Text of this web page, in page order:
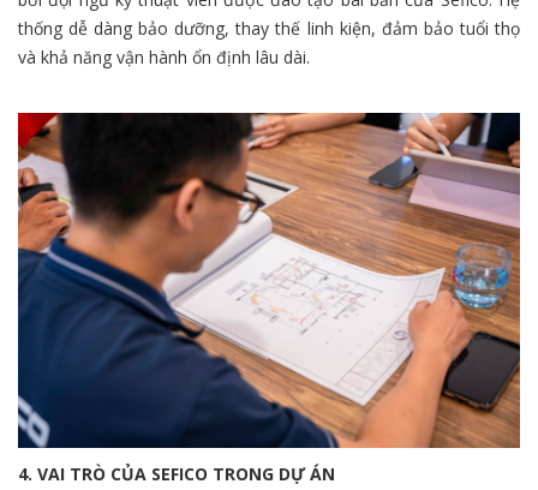
thống dễ dàng bảo dưỡng, thay thế linh kiện, đảm bảo tuổi thọ
và khả năng vận hành ổn định lâu dài.
4. VAI TRÒ CỦA SEFICO TRONG DỰ ÁN